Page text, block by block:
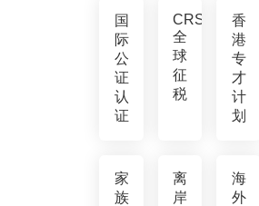
国
际
公
证
认
证
CRS
全
球
征
税
香
港
专
才
计
划
家
族
离
岸
海
外